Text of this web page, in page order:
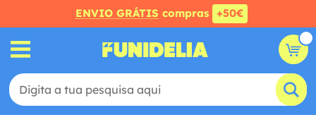
ENVIO GRÁTIS compras +50€